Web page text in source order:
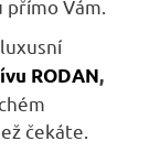
přímo Vám.
RODAN,
čekáte.